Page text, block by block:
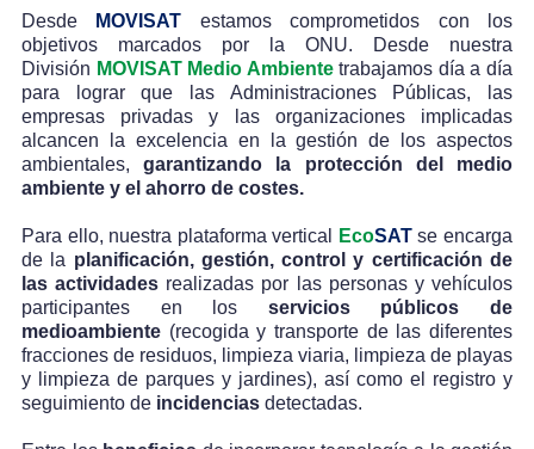
Desde MOVISAT
estamos comprometidos con los
objetivos marcados por la ONU. Desde nuestra
División MOVISAT Medio Ambientetrabajamos día a día
para lograr que las Administraciones Públicas, las
empresas privadas y las organizaciones implicadas
alcancen la excelencia en la gestión de los aspectos
ambientales,garantizando la protección del medio
ambiente y el ahorro de costes.
Para ello, nuestra plataforma vertical EcoSAT se encarga
de la planificación, gestión, control y certificación de
las actividades realizadas por las personas y vehículos
participantes en los servicios públicos de
medioambiente (recogida y transporte de las diferentes
fracciones de residuos, limpieza viaria, limpieza de playas
y limpieza de parques y jardines), así como el registro y
seguimiento de incidencias detectadas.